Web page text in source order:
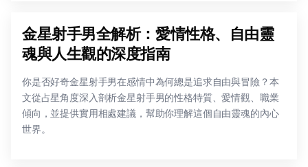
金星射手男全解析：愛情性格、自由靈
魂與人生觀的深度指南
你是否好奇金星射手男在感情中為何總是追求自由與冒險？本
文從占星角度深入剖析金星射手男的性格特質、愛情觀、職業
傾向，並提供實用相處建議，幫助你理解這個自由靈魂的內心
世界。